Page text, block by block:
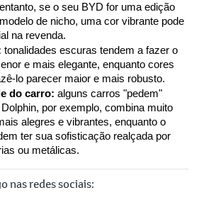
se o seu BYD for uma edição
de nicho, uma cor vibrante pode
na revenda.
tonalidades escuras tendem a fazer o
e mais elegante, enquanto cores
lo parecer maior e mais robusto.
do carro: alguns carros "pedem"
por exemplo, combina muito
alegres e vibrantes, enquanto o
ter sua sofisticação realçada por
ou metálicas.
nas redes sociais: